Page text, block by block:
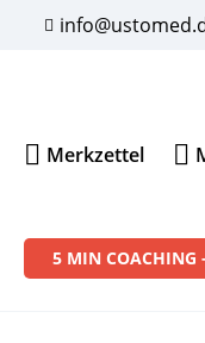
Merkzettel
5 MIN COACHING